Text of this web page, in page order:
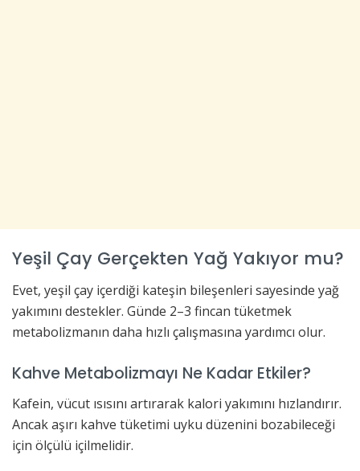
Yeşil Çay Gerçekten Yağ Yakıyor mu?
Evet, yeşil çay içerdiği kateşin bileşenleri sayesinde yağ
yakımını destekler. Günde 2–3 fincan tüketmek
metabolizmanın daha hızlı çalışmasına yardımcı olur.
Kahve Metabolizmayı Ne Kadar Etkiler?
Kafein, vücut ısısını artırarak kalori yakımını hızlandırır.
Ancak aşırı kahve tüketimi uyku düzenini bozabileceği
için ölçülü içilmelidir.